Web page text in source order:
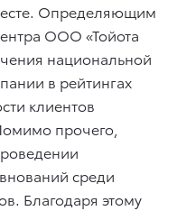
Определяющим
ООО «Тойота
национальной
в рейтингах
клиентов
прочего,
среди
Благодаря этому